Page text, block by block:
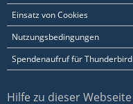
Einsatz von Cookies
Nutzungsbedingungen
Spendenaufruf für Thunderbird
Hilfe zu dieser Webseite